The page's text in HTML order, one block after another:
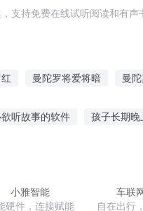
支持免费在线试听阅读和有声
曼陀罗将爱将暗 曼
听故事的软件 孩子长期晚
小雅智能
硬件，连接赋能
车联
自在出行